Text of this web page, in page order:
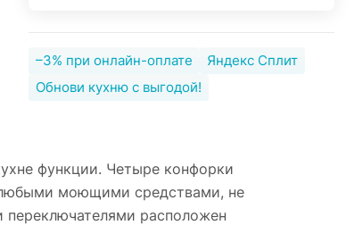
–3% при онлайн-оплате
Яндекс Сплит
Обнови кухню с выгодой!
функции. Четыре конфорки
любыми моющими средствами, не
расположен